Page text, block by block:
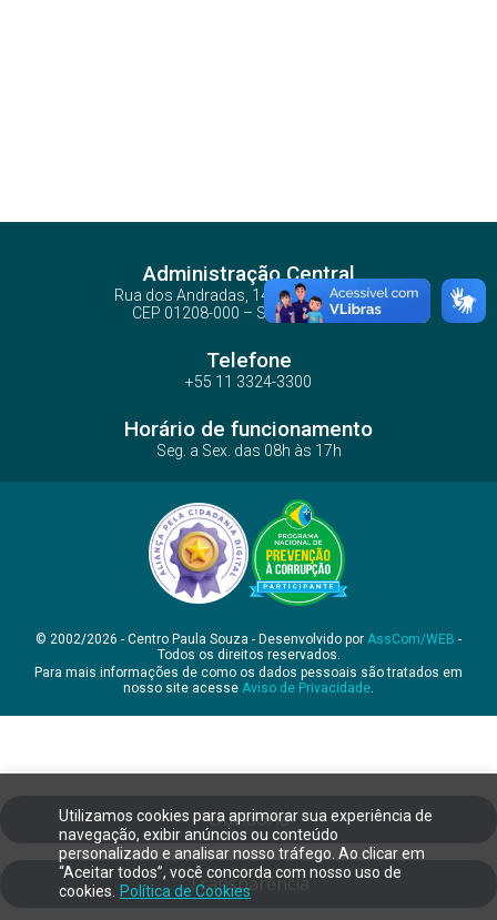
Utilizamos cookies para aprimorar sua experiência de
navegação, exibir anúncios ou conteúdo
personalizado e analisar nosso tráfego. Ao clicar em
“Aceitar todos”, você concorda com nosso uso de
cookies.
Política de Cookies
Administração Central
Rua dos Andradas, 140 - Santa Ifigênia
CEP 01208-000 – São Paulo – SP
Telefone
+55 11 3324-3300
Horário de funcionamento
Seg. a Sex. das 08h às 17h
© 2002/2026 - Centro Paula Souza - Desenvolvido por AssCom/WEB -
Todos os direitos reservados.
Para mais informações de como os dados pessoais são tratados em
nosso site acesse Aviso de Privacidade.
Ouvidoria
Transparência